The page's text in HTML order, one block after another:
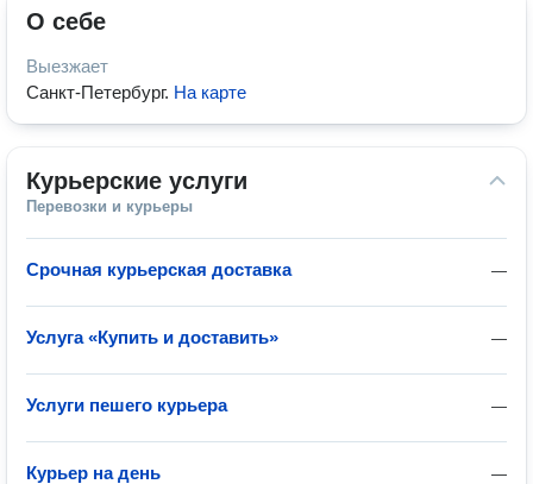
О себе
Выезжает
Санкт-Петербург. На карте
Курьерские услуги
Перевозки и курьеры
—
Срочная курьерская доставка
—
Услуга «Купить и доставить»
—
Услуги пешего курьера
—
Курьер на день